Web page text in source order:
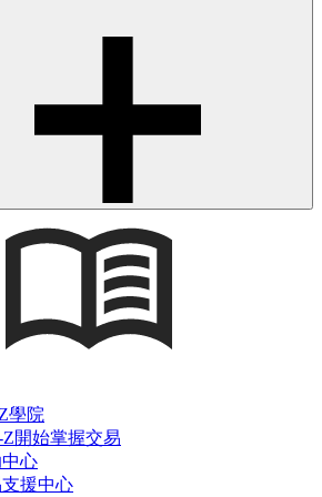
學院
開始掌握交易
心
援中心